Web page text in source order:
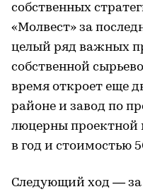
собственных
«Молвест» за
целый ряд важных
собственной
время откроет еще
районе и завод по
люцерны проектной
в год и стоимостью
Следующий ход — за